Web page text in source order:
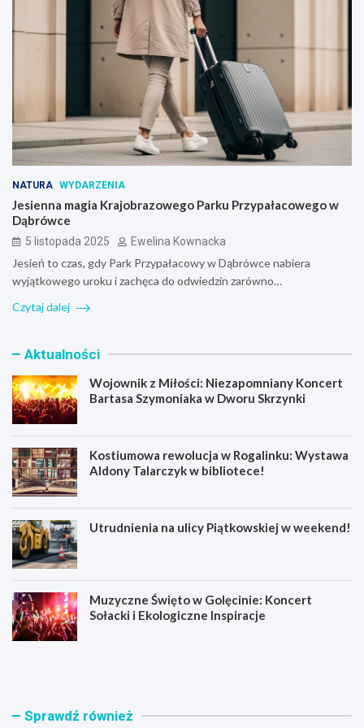
NATURA WYDARZENIA
Jesienna magia Krajobrazowego Parku Przypałacowego w
Dąbrówce
5 listopada 2025 Ewelina Kownacka
Jesień to czas, gdy Park Przypałacowy w Dąbrówce nabiera
wyjątkowego uroku i zachęca do odwiedzin zarówno…
Czytaj dalej
Aktualności
Wojownik z Miłości: Niezapomniany Koncert
Bartasa Szymoniaka w Dworu Skrzynki
Kostiumowa rewolucja w Rogalinku: Wystawa
Aldony Talarczyk w bibliotece!
Utrudnienia na ulicy Piątkowskiej w weekend!
Muzyczne Święto w Golęcinie: Koncert
Sołacki i Ekologiczne Inspiracje
W
n
K
u Sprawdź również